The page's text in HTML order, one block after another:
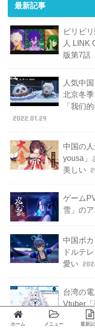
最新記事
ビリビ
人 LINK
版第7話
人気中
北京冬
「我们
2022.01.29
中国の
yousa」
美しい
ゲーム
雪」の
中国ボ
ドルテ
愛い
台湾の
Vtuber
愛い【
ホーム メニュー 最新
Twitter